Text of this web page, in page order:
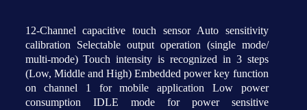
12-Channel capacitive touch sensor Auto sensitivity
calibration Selectable output operation (single mode/
multi-mode) Touch intensity is recognized in 3 steps
(Low, Middle and High) Embedded power key function
on channel 1 for mobile application Low power
consumption IDLE mode for power sensitive